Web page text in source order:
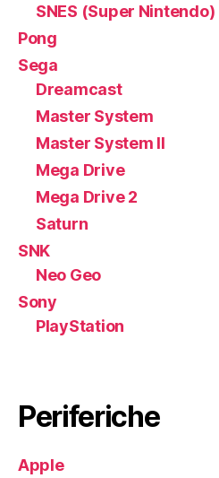
SNES (Super Nintendo)
Pong
Sega
Dreamcast
Master System
Master System II
Mega Drive
Mega Drive 2
Saturn
SNK
Neo Geo
Sony
PlayStation
Periferiche
Apple